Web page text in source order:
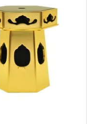
布袍・間衣
襦袢・裾除け
草履・はきもの
書籍
金香炉・花瓶・火立
仏器・供笥・供物
ご法要用品・箱類